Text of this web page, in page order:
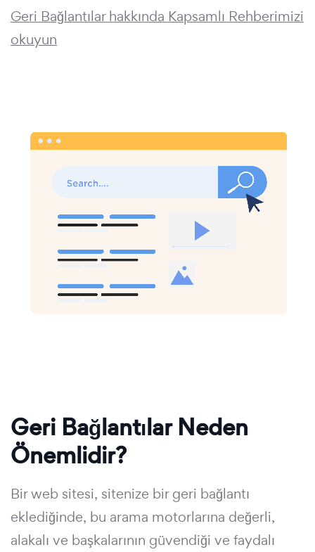
Geri Bağlantılar hakkında Kapsamlı Rehberimizi
okuyun
Geri Bağlantılar Neden
Önemlidir?
Bir web sitesi, sitenize bir geri bağlantı
eklediğinde, bu arama motorlarına değerli,
alakalı ve başkalarının güvendiği ve faydalı